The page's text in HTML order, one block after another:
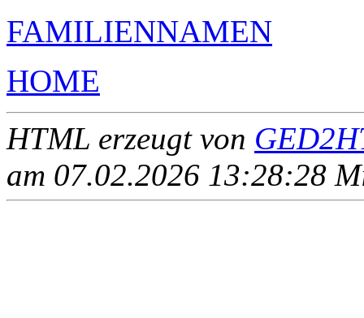
FAMILIENNAMEN
HOME
HTML erzeugt von
am 07.02.2026 13:28:28